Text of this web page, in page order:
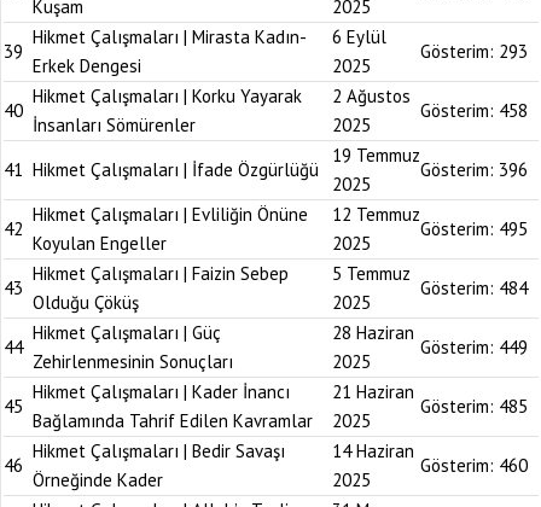
Kuşam
2025
39
Hikmet Çalışmaları | Mirasta Kadın-
Erkek Dengesi
6 Eylül
2025
Gösterim: 293
40
Hikmet Çalışmaları | Korku Yayarak
İnsanları Sömürenler
2 Ağustos
2025
Gösterim: 458
41 Hikmet Çalışmaları | İfade Özgürlüğü
19 Temmuz
2025
Gösterim: 396
42
Hikmet Çalışmaları | Evliliğin Önüne
Koyulan Engeller
12 Temmuz
2025
Gösterim: 495
43
Hikmet Çalışmaları | Faizin Sebep
Olduğu Çöküş
5 Temmuz
2025
Gösterim: 484
44
Hikmet Çalışmaları | Güç
Zehirlenmesinin Sonuçları
28 Haziran
2025
Gösterim: 449
45
Hikmet Çalışmaları | Kader İnancı
Bağlamında Tahrif Edilen Kavramlar
21 Haziran
2025
Gösterim: 485
46
Hikmet Çalışmaları | Bedir Savaşı
Örneğinde Kader
14 Haziran
2025
Gösterim: 460